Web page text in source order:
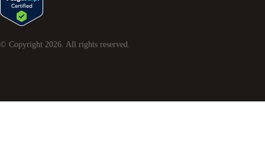
© Copyright 2026 . All rights reserved.